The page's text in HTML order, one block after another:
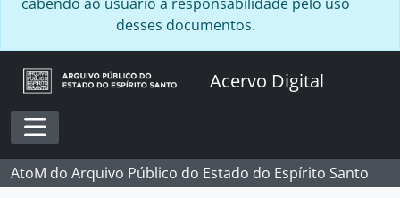
desses documentos.
Acervo Digital
Toggle navigation
AtoM do Arquivo Público do Estado do Espírito Santo